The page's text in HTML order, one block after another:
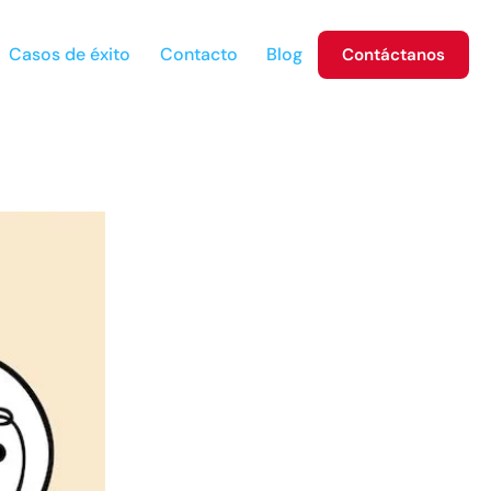
Casos de éxito Contacto Blog Contáctanos